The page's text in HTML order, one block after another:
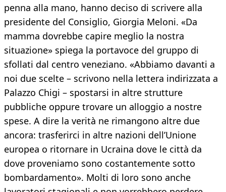
penna alla mano, hanno deciso di scrivere alla
presidente del Consiglio, Giorgia Meloni. «Da
mamma dovrebbe capire meglio la nostra
situazione» spiega la portavoce del gruppo di
sfollati dal centro veneziano. «Abbiamo davanti a
noi due scelte – scrivono nella lettera indirizzata a
Palazzo Chigi – spostarsi in altre strutture
pubbliche oppure trovare un alloggio a nostre
spese. A dire la verità ne rimangono altre due
ancora: trasferirci in altre nazioni dell’Unione
europea o ritornare in Ucraina dove le città da
dove proveniamo sono costantemente sotto
bombardamento». Molti di loro sono anche